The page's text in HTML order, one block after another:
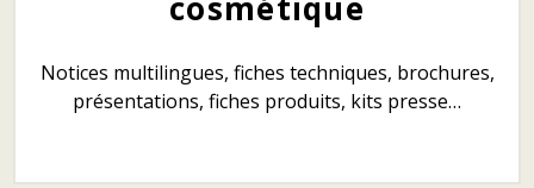
Notices multilingues, fiches techniques, brochures,
présentations, fiches produits, kits presse…